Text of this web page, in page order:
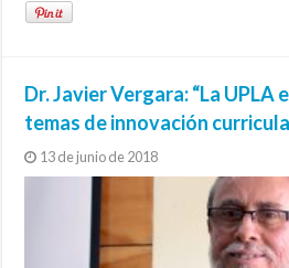
Dr. Javier Vergara: “La UPLA
temas de innovación
13 de junio de 2018